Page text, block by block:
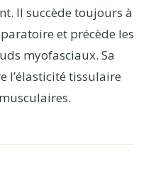
Il succède toujours à
et précède les
myofasciaux. Sa
l’élasticité tissulaire